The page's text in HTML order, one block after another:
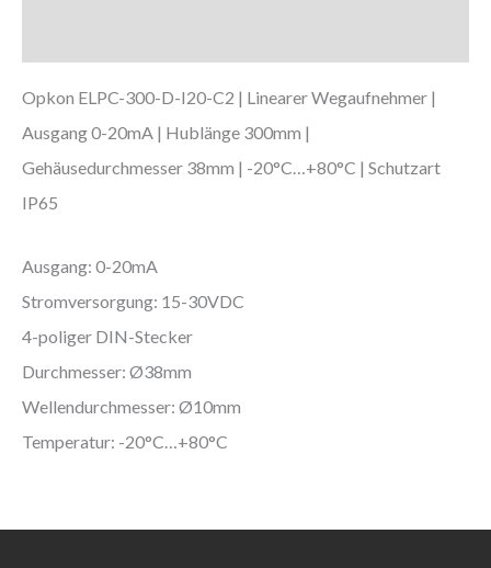
Opkon ELPC-300-D-I20-C2 | Linearer Wegaufnehmer |
Ausgang 0-20mA | Hublänge 300mm |
Gehäusedurchmesser 38mm | -20°C…+80°C | Schutzart
IP65
Ausgang: 0-20mA
Stromversorgung: 15-30VDC
4-poliger DIN-Stecker
Durchmesser: Ø38mm
Wellendurchmesser: Ø10mm
Temperatur: -20°C…+80°C